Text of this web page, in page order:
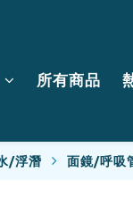
所有商品
/浮潛 面鏡/呼吸